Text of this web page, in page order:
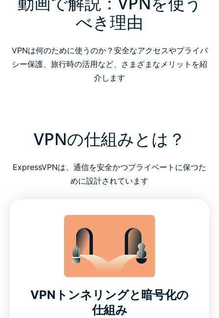
べき理由
VPNは何のために使うのか？安全なアクセスやプライバ
シー保護、旅行時の活用など、さまざまなメリットを紹
介します
VPNの仕組みとは？
ExpressVPNは、通信を安全かつプライベートに保つた
めに設計されています
VPNトンネリングと暗号化の
仕組み